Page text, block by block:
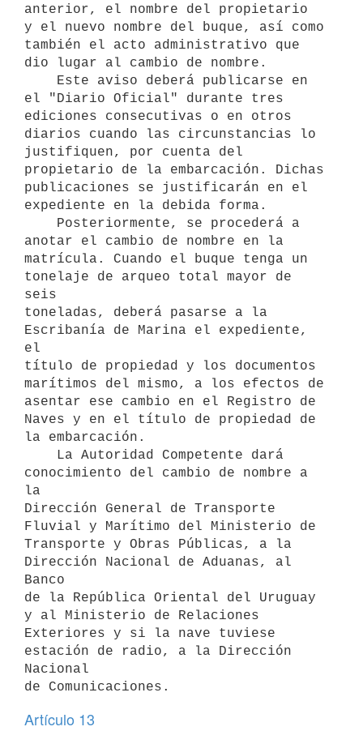
anterior, el nombre del propietario
y el nuevo nombre del buque, así como
también el acto administrativo que
dio lugar al cambio de nombre.
el "Diario Oficial" durante tres
ediciones consecutivas o en otros
diarios cuando las circunstancias lo
justifiquen, por cuenta del
propietario de la embarcación. Dichas
publicaciones se justificarán en el
expediente en la debida forma.
anotar el cambio de nombre en la
matrícula. Cuando el buque tenga un
tonelaje de arqueo total mayor de
seis
toneladas, deberá pasarse a la
Escribanía de Marina el expediente,
el
título de propiedad y los documentos
marítimos del mismo, a los efectos de
asentar ese cambio en el Registro de
Naves y en el título de propiedad de
la embarcación.
conocimiento del cambio de nombre a
la
Dirección General de Transporte
Fluvial y Marítimo del Ministerio de
Transporte y Obras Públicas, a la
Dirección Nacional de Aduanas, al
Banco
de la República Oriental del Uruguay
y al Ministerio de Relaciones
Exteriores y si la nave tuviese
estación de radio, a la Dirección
Nacional
Artículo 13